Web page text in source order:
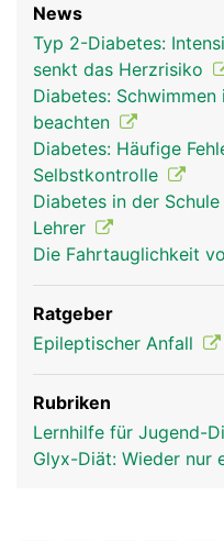
News
Typ 2-Diabetes:
senkt das Herzrisiko
Diabetes:
beachten
Diabetes: Häufige
Selbstkontrolle
Diabetes in der
Lehrer
Die Fahrtauglichkeit
Ratgeber
Epileptischer Anfall
Rubriken
Lernhilfe für Jugend-
Glyx-Diät: Wieder nur